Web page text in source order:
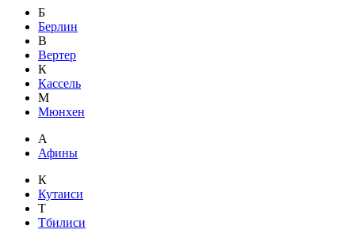
Б
Берлин
В
Вертер
К
Кассель
М
Мюнхен
А
Афины
К
Кутаиси
Т
Тбилиси